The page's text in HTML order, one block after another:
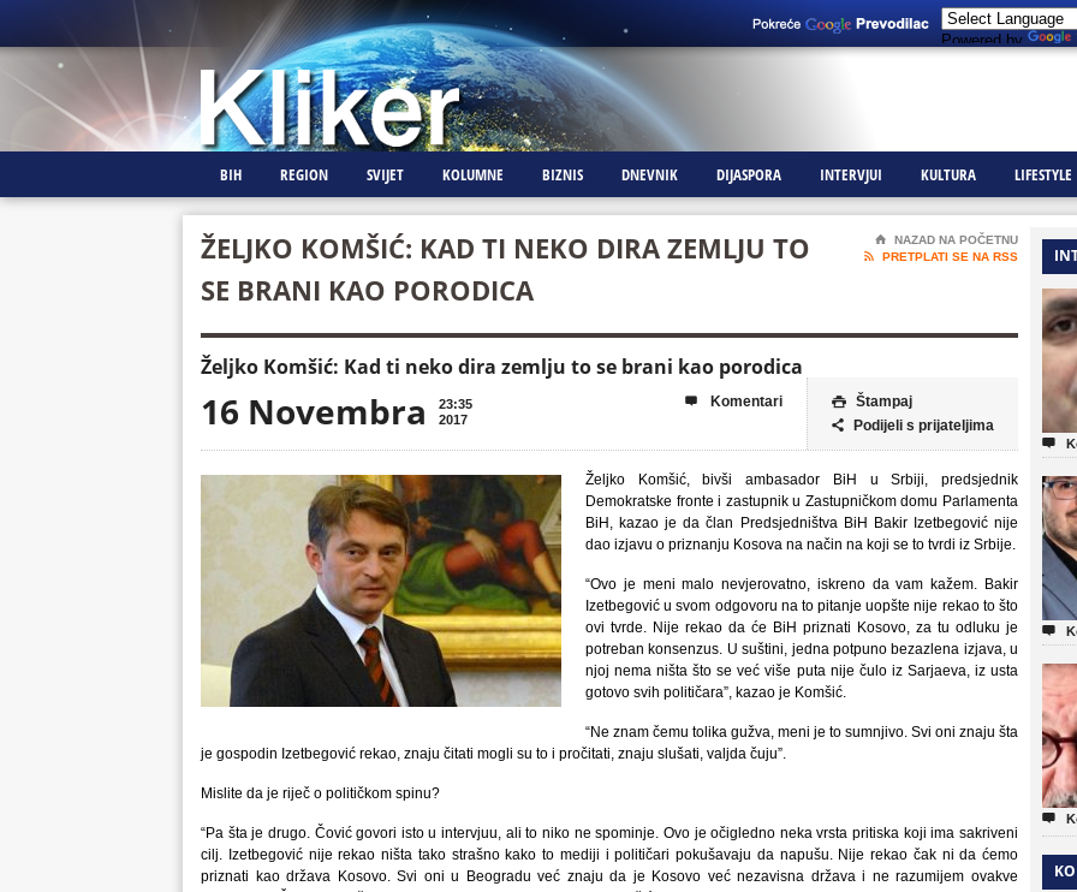
Powered by
BIH REGION SVIJET KOLUMNE BIZNIS DNEVNIK DIJASPORA INTERVJUI KULTURA LIFESTYLE
ŽELJKO KOMŠIĆ: KAD TI NEKO DIRA ZEMLJU TO
SE BRANI KAO PORODICA
⌂
NAZAD NA POČETNU

PRETPLATI SE NA RSS
Željko Komšić: Kad ti neko dira zemlju to se brani kao porodica
16 Novembra
23:35
2017
 Štampaj
 Podijeli s prijateljima
 Komentari
Željko Komšić, bivši ambasador BiH u Srbiji, predsjednik
Demokratske fronte i zastupnik u Zastupničkom domu Parlamenta
BiH, kazao je da član Predsjedništva BiH Bakir Izetbegović nije
dao izjavu o priznanju Kosova na način na koji se to tvrdi iz Srbije.
“Ovo je meni malo nevjerovatno, iskreno da vam kažem. Bakir
Izetbegović u svom odgovoru na to pitanje uopšte nije rekao to što
ovi tvrde. Nije rekao da će BiH priznati Kosovo, za tu odluku je
potreban konsenzus. U suštini, jedna potpuno bezazlena izjava, u
njoj nema ništa što se već više puta nije čulo iz Sarjaeva, iz usta
gotovo svih političara”, kazao je Komšić.
“Ne znam čemu tolika gužva, meni je to sumnjivo. Svi oni znaju šta
je gospodin Izetbegović rekao, znaju čitati mogli su to i pročitati, znaju slušati, valjda čuju”.
Mislite da je riječ o političkom spinu?
“Pa šta je drugo. Čović govori isto u intervjuu, ali to niko ne spominje. Ovo je očigledno neka vrsta pritiska koji ima sakriveni
cilj. Izetbegović nije rekao ništa tako strašno kako to mediji i političari pokušavaju da napušu. Nije rekao čak ni da ćemo
priznati kao država Kosovo. Svi oni u Beogradu već znaju da je Kosovo već nezavisna država i ne razumijem ovakve


